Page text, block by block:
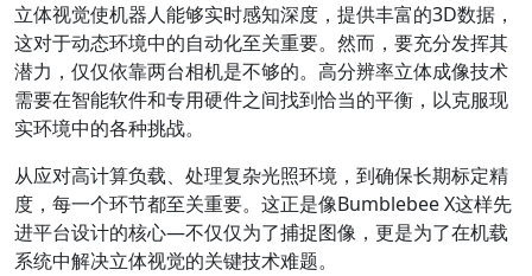
立体视觉使机器人能够实时感知深度，提供丰富的3D数据，
这对于动态环境中的自动化至关重要。然而，要充分发挥其
潜力，仅仅依靠两台相机是不够的。高分辨率立体成像技术
需要在智能软件和专用硬件之间找到恰当的平衡，以克服现
实环境中的各种挑战。
从应对高计算负载、处理复杂光照环境，到确保长期标定精
度，每一个环节都至关重要。这正是像Bumblebee X这样先
进平台设计的核心—不仅仅为了捕捉图像，更是为了在机载
系统中解决立体视觉的关键技术难题。